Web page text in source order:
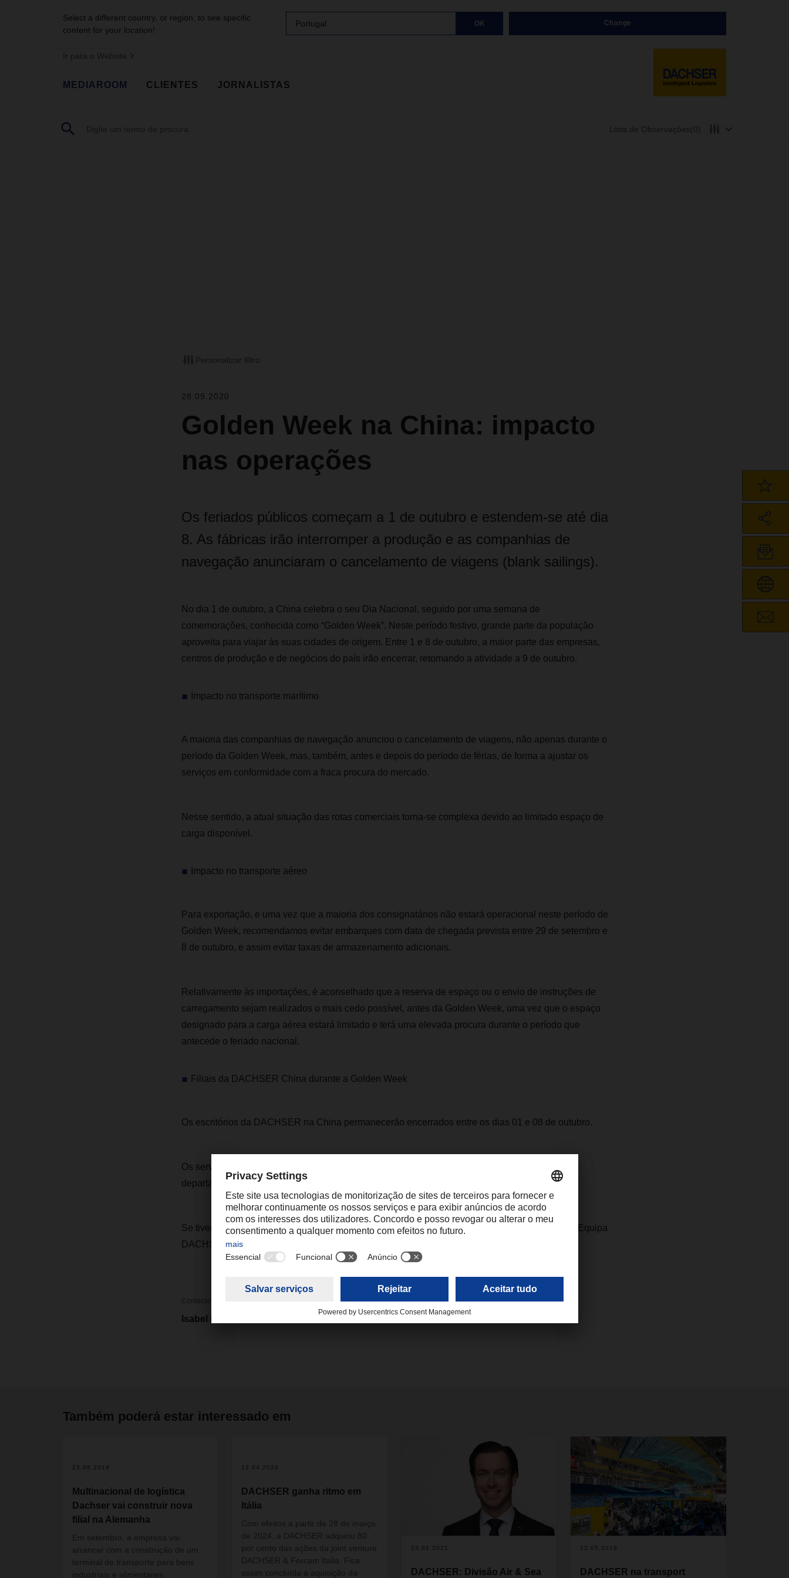
Select a different country, or region, to see specific
content for your location!
Portugal OK Change
Ir para o Website
MEDIAROOM CLIENTES JORNALISTAS
Lista de Observações (0)
Personalizar filtro
28.09.2020
Golden Week na China: impacto
nas operações
Os feriados públicos começam a 1 de outubro e estendem-se até dia
8. As fábricas irão interromper a produção e as companhias de
navegação anunciaram o cancelamento de viagens (blank sailings).
No dia 1 de outubro, a China celebra o seu Dia Nacional, seguido por uma semana de
comemorações, conhecida como “Golden Week”. Neste período festivo, grande parte da população
aproveita para viajar às suas cidades de origem. Entre 1 e 8 de outubro, a maior parte das empresas,
centros de produção e de negócios do país irão encerrar, retomando a atividade a 9 de outubro.
​​Impacto no transporte marítimo
A maioria das companhias de navegação anunciou o cancelamento de viagens, não apenas durante o
período da Golden Week, mas, também, antes e depois do período de férias, de forma a ajustar os
serviços em conformidade com a fraca procura do mercado.
Nesse sentido, a atual situação das rotas comerciais torna-se complexa devido ao limitado espaço de
carga disponível.
​​Impacto no transporte aéreo
Para exportação, e uma vez que a maioria dos consignatários não estará operacional neste período de
Golden Week, recomendamos evitar embarques com data de chegada prevista entre 29 de setembro e
8 de outubro, e assim evitar taxas de armazenamento adicionais.
Relativamente às importações, é aconselhado que a reserva de espaço ou o envio de instruções de
carregamento sejam realizados o mais cedo possível, antes da Golden Week, uma vez que o espaço
designado para a carga aérea estará limitado e terá uma elevada procura durante o período que
antecede o feriado nacional.
Filiais da DACHSER China durante a Golden Week
Os escritórios da DACHSER na China permanecerão encerrados entre os dias 01 e 08 de outubro.
Os serviços de frete marítimo não estarão disponíveis durante o período de comemorações. Os
departamentos de carga aéreo só poderão tratar os envios reservados com aviso prévio.
Se tiver envios urgentes ou necessitar de informação específica, não hesite em contactar a sua Equipa
DACHSER local.
Contacto
Isabel Monteiro isabel.monteiro@dachser.com
Também poderá estar interessado em
23.08.2019
Multinacional de logística
Dachser vai construir nova
filial na Alemanha
Em setembro, a empresa vai
arrancar com a construção de um
terminal de transporte para bens
industriais e alimentares,
12.04.2024
DACHSER ganha ritmo em
Itália
Com efeitos a partir de 28 de março
de 2024, a DACHSER adquiriu 80
por cento das ações da joint venture
DACHSER & Fercam Italia. Fica
assim concluída a aquisição da
23.02.2021
DACHSER: Divisão Air & Sea
22.05.2019
DACHSER na transport